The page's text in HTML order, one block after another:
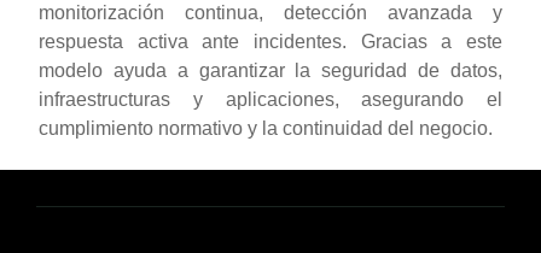
monitorización continua, detección avanzada y
respuesta activa ante incidentes. Gracias a este
modelo ayuda a garantizar la seguridad de datos,
infraestructuras y aplicaciones, asegurando el
cumplimiento normativo y la continuidad del negocio.